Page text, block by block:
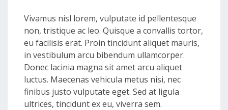
Vivamus nisl lorem, vulputate id pellentesque
non, tristique ac leo. Quisque a convallis tortor,
eu facilisis erat. Proin tincidunt aliquet mauris,
in vestibulum arcu bibendum ullamcorper.
Donec lacinia magna sit amet arcu aliquet
luctus. Maecenas vehicula metus nisi, nec
finibus justo vulputate eget. Sed at ligula
ultrices, tincidunt ex eu, viverra sem.